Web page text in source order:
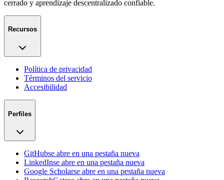
cerrado y aprendizaje descentralizado confiable.
Recursos
Política de privacidad
Términos del servicio
Accesibilidad
Perfiles
GitHubse abre en una pestaña nueva
LinkedInse abre en una pestaña nueva
Google Scholarse abre en una pestaña nueva